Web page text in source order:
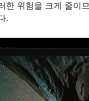
한 위험을 크게 줄이
.